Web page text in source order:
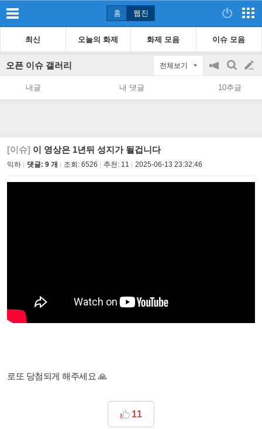
홈 웹진
최신 오늘의 화제 화제 모음 이슈 모음
오픈 이슈 갤러리 전체보기
공
지
on/off
검
색
글
쓰
내글 내 댓글 10추글
[이슈] 이 영상은 1년뒤 성지가 될겁니다
익하 댓글: 9 개 조회: 6526 추천: 11 2025-06-13 23:32:46
로또 당첨되게 해주세요 🙏
11